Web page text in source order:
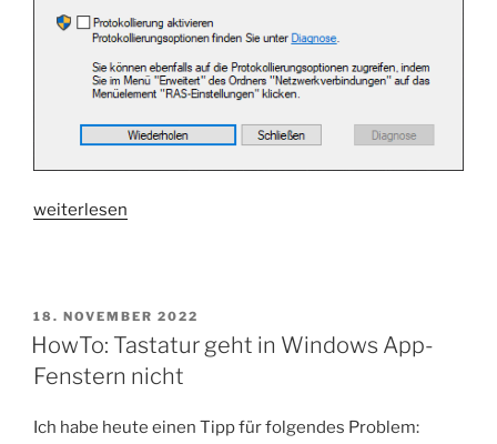
„HowTo:
VPN-
Verbindung
nicht
weiterlesen
VERÖFFENTLICHT
AM
18. NOVEMBER 2022
HowTo: Tastatur geht in Windows App-
Fenstern nicht
Ich habe heute einen Tipp für folgendes Problem: